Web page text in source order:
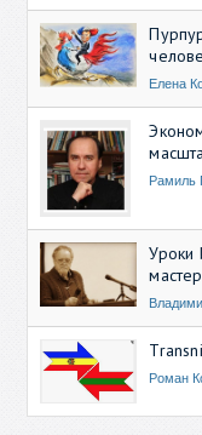
Елена
Рамиль
Уроки
Роман